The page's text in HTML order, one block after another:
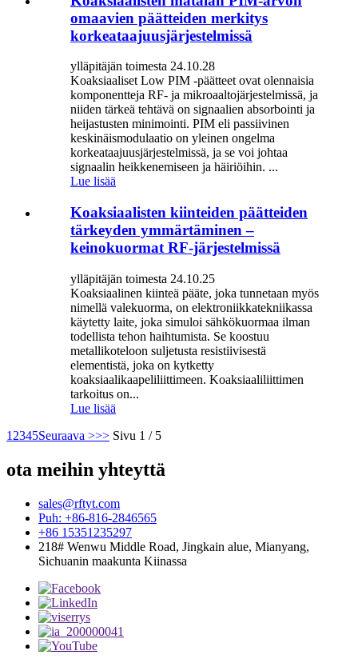
omaavien päätteiden merkitys
korkeataajuusjärjestelmissä
ylläpitäjän toimesta 24.10.28
Koaksiaaliset Low PIM -päätteet ovat olennaisia ​​
komponentteja RF- ja mikroaaltojärjestelmissä, ja
niiden tärkeä tehtävä on signaalien absorbointi ja
heijastusten minimointi. PIM eli passiivinen
keskinäismodulaatio on yleinen ongelma
korkeataajuusjärjestelmissä, ja se voi johtaa
signaalin heikkenemiseen ja häiriöihin. ...
Lue lisää
Koaksiaalisten kiinteiden päätteiden
tärkeyden ymmärtäminen –
keinokuormat RF-järjestelmissä
ylläpitäjän toimesta 24.10.25
Koaksiaalinen kiinteä pääte, joka tunnetaan myös
nimellä valekuorma, on elektroniikkatekniikassa
käytetty laite, joka simuloi sähkökuormaa ilman
todellista tehon haihtumista. Se koostuu
metallikoteloon suljetusta resistiivisestä
elementistä, joka on kytketty
koaksiaalikaapeliliittimeen. Koaksiaaliliittimen
tarkoitus on...
Lue lisää
1 2345Seuraava >>> Sivu 1 / 5
ota meihin yhteyttä
sales@rftyt.com
Puh: +86-816-2846565
+86 15351235297
218# Wenwu Middle Road, Jingkain alue, Mianyang,
Sichuanin maakunta Kiinassa